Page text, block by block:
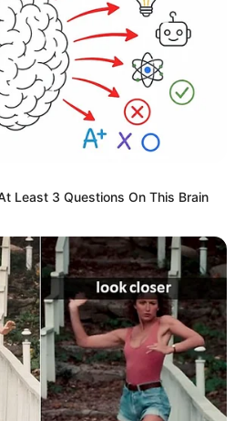
LLUVIAS
VIA AL LLANO
METRO DE MEDELLÍN
CORTES DE AGUA
Least 3 Questions On This Brain